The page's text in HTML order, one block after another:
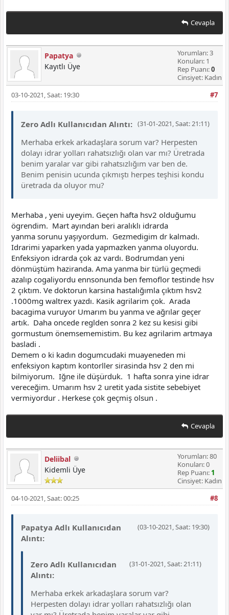
Cevapla
Papatya
Kayıtlı Üye
Yorumları: 3
Konuları: 1
Rep Puanı:0
Cinsiyet: Kadın
#7
03-10-2021, Saat: 19:30
(31-01-2021, Saat: 21:11)
Zero Adlı Kullanıcıdan Alıntı:
Merhaba erkek arkadaşlara sorum var? Herpesten
dolayı idrar yolları rahatsızlığı olan var mı? Üretrada
benim yaralar var gibi rahatsızlığım var ben de.
Benim penisin ucunda çıkmıştı herpes teşhisi kondu
üretrada da oluyor mu?
Merhaba , yeni uyeyim. Geçen hafta hsv2 olduğumu
ögrendim. Mart ayından beri aralıklı idrarda
yanma sorunu yaşıyordum. Gezmedigim dr kalmadı.
Idrarimi yaparken yada yapmazken yanma oluyordu.
Enfeksiyon idrarda çok az vardı. Bodrumdan yeni
dönmüştüm haziranda. Ama yanma bir türlü geçmedi
azalıp cogaliyordu ennsonunda ben femoflor testinde hsv
2 çıktım. Ve doktorun karsina hastalığımla çıktım hsv2
.1000mg waltrex yazdı. Kasik agrilarim çok. Arada
bacagima vuruyor Umarım bu yanma ve ağrılar geçer
artık. Daha oncede reglden sonra 2 kez su kesisi gibi
gormustum önemsememistim. Bu kez agrilarim artmaya
basladi .
Demem o ki kadın dogumcudaki muayeneden mi
enfeksiyon kaptım kontorller sirasinda hsv 2 den mi
bilmiyorum. Iğne ile düşürduk. 1 hafta sonra yine idrar
vereceğim. Umarım hsv 2 uretit yada sistite sebebiyet
vermiyordur . Herkese çok geçmiş olsun .
Cevapla
Deliibal
Kidemli Üye
Yorumları: 80
Konuları: 0
Rep Puanı: 1
Cinsiyet: Kadın
#8
04-10-2021, Saat: 00:25
(03-10-2021, Saat: 19:30)
Papatya Adlı Kullanıcıdan
Alıntı:
(31-01-2021, Saat: 21:11)
Zero Adlı Kullanıcıdan
Alıntı:
Merhaba erkek arkadaşlara sorum var?
Herpesten dolayı idrar yolları rahatsızlığı olan